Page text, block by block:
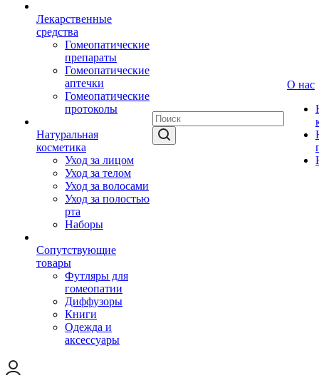
Лекарственные
средства
Гомеопатические
препараты
Гомеопатические
аптечки
Гомеопатические
протоколы
Натуральная
косметика
Уход за лицом
Уход за телом
Уход за волосами
Уход за полостью
рта
Наборы
Сопутствующие
товары
Футляры для
гомеопатии
Диффузоры
Книги
Одежда и
аксессуары
О нас